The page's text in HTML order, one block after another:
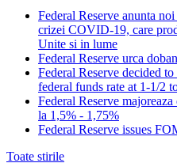
Federal Reserve anunta
crizei COVID-19, care
Unite si in lume
Federal Reserve urca
Federal Reserve decided
federal funds rate at 1-1/2
Federal Reserve
la 1,5% - 1,75%
Federal Reserve issues
Toate stirile